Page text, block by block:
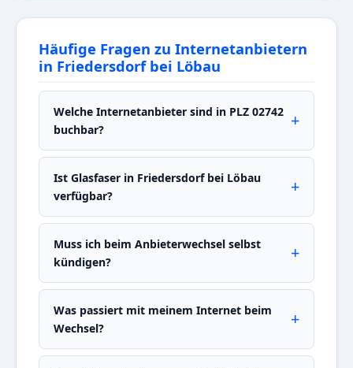
Häufige Fragen zu Internetanbietern
in Friedersdorf bei Löbau
Welche Internetanbieter sind in PLZ 02742
buchbar?
Ist Glasfaser in Friedersdorf bei Löbau
verfügbar?
Muss ich beim Anbieterwechsel selbst
kündigen?
Was passiert mit meinem Internet beim
Wechsel?